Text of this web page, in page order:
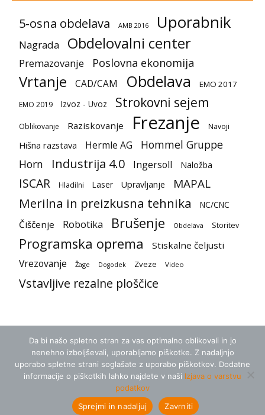
5-osna obdelava AMB 2016 Uporabnik
Nagrada Obdelovalni center
Premazovanje Poslovna ekonomija
Vrtanje CAD/CAM Obdelava EMO 2017
EMO 2019 Izvoz - Uvoz Strokovni sejem
Oblikovanje Raziskovanje Frezanje Navoji
Hišna razstava Hermle AG
Hommel Gruppe
Horn
Industrija 4.0 Ingersoll Naložba
ISCAR Hladilni Laser Upravljanje MAPAL
Merilna in preizkusna tehnika NC/CNC
Čiščenje Robotika Brušenje Obdelava Storitev
Programska oprema Stiskalne čeljusti
Vrezovanje Žage Dogodek Zveze Video
Vstavljive rezalne ploščice
Zasebnost
© 2018 zerspanungstechnik.de
Da bi našo spletno stran za vas optimalno oblikovali in jo
nenehno izboljševali, uporabljamo piškotke. Z nadaljnjo
uporabo spletne strani soglašate z uporabo piškotkov. Dodatne
informacije o piškotkih lahko najdete v naši Izjava o varstvu
podatkov
Sprejmi in nadaljuj
Zavrniti